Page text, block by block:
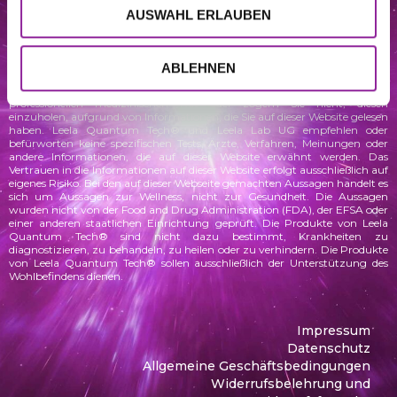
AUSWAHL ERLAUBEN
ABLEHNEN
Verständnis und das Wissen der Verbraucher über verschiedene
und andere Themen zu fördern. Sie dient nicht als Ersatz einer
professionellen medizinischen Beratung, Diagnose oder Behandlung.
Fragen Sie immer Ihren Arzt oder andere qualifizierte
Gesundheitsdienstleister, wenn Sie Fragen zu einem medizinischen
Anliegen oder einer Behandlung haben, und bevor Sie eine neue
Gesundheitsmaßnahme ergreifen, und ignorieren Sie niemals einen
professionellen medizinischen Rat oder zögern Sie nicht, diesen
einzuholen, aufgrund von Informationen, die Sie auf dieser Website gelesen
haben. Leela Quantum Tech® und Leela Lab UG empfehlen oder
befürworten keine spezifischen Tests, Ärzte, Verfahren, Meinungen oder
andere Informationen, die auf dieser Website erwähnt werden. Das
Vertrauen in die Informationen auf dieser Website erfolgt ausschließlich auf
eigenes Risiko. Bei den auf dieser Webseite gemachten Aussagen handelt es
sich um Aussagen zur Wellness, nicht zur Gesundheit. Die Aussagen
wurden nicht von der Food and Drug Administration (FDA), der EFSA oder
einer anderen staatlichen Einrichtung geprüft. Die Produkte von Leela
Quantum Tech® sind nicht dazu bestimmt, Krankheiten zu
diagnostizieren, zu behandeln, zu heilen oder zu verhindern. Die Produkte
von Leela Quantum Tech® sollen ausschließlich der Unterstützung des
Wohlbefindens dienen.
Impressum
Datenschutz
Allgemeine Geschäftsbedingungen
Widerrufsbelehrung und